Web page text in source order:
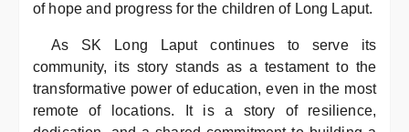
of hope and progress for the children of Long Laput.
As SK Long Laput continues to serve its
community, its story stands as a testament to the
transformative power of education, even in the most
remote of locations. It is a story of resilience,